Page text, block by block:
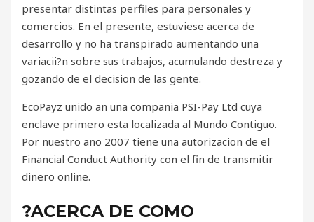
presentar distintas perfiles para personales y
comercios. En el presente, estuviese acerca de
desarrollo y no ha transpirado aumentando una
variacii?n sobre sus trabajos, acumulando destreza y
gozando de el decision de las gente.
EcoPayz unido an una compania PSI-Pay Ltd cuya
enclave primero esta localizada al Mundo Contiguo.
Por nuestro ano 2007 tiene una autorizacion de el
Financial Conduct Authority con el fin de transmitir
dinero online.
?ACERCA DE COMO